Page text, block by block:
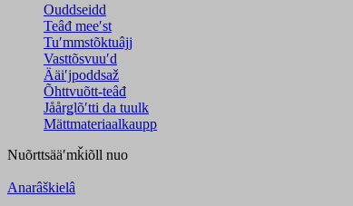
Ouddseidd
Teâđ meeʹst
Tuʹmmstõktuâjj
Vasttõsvuuʹd
Ääiʹjpoddsaž
Õhttvuõtt-teâđ
Jåårǥlõʹtti da tuulk
Mättmateriaalkaupp
Nuõrttsääʹmǩiõll nuo
Anarâškielâ